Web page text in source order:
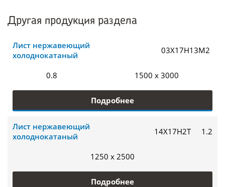
Другая продукция раздела
Лист нержавеющий
холоднокатаный
03Х17Н13М2
0.8 1500 x 3000
Подробнее
Лист нержавеющий
холоднокатаный
14Х17Н2Т 1.2
1250 x 2500
Подробнее